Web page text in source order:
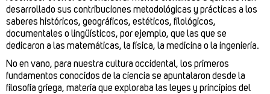
desarrollado sus contribuciones metodológicas y prácticas a los
saberes históricos, geográficos, estéticos, filológicos,
documentales o lingüísticos, por ejemplo, que las que se
dedicaron a las matemáticas, la física, la medicina o la ingeniería.
No en vano, para nuestra cultura occidental, los primeros
fundamentos conocidos de la ciencia se apuntalaron desde la
filosofía griega, materia que exploraba las leyes y principios del